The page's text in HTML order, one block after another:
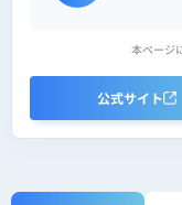
本ページ
公式サイト